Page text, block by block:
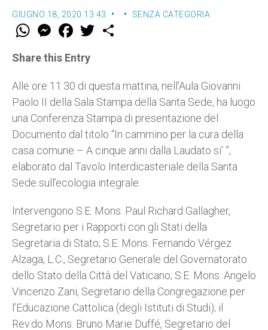
GIUGNO 18, 2020 13:43 SENZA CATEGORIA
W
t
s
p
p
M
e
s
e
g
e
r
F
a
e
b
o
k
w
r
Share this Entry
Alle ore 11.30 di questa mattina, nell’Aula Giovanni
Paolo II della Sala Stampa della Santa Sede, ha luogo
una Conferenza Stampa di presentazione del
Documento dal titolo “In cammino per la cura della
casa comune – A cinque anni dalla Laudato si’ ”,
elaborato dal Tavolo Interdicasteriale della Santa
Sede sull’ecologia integrale.
Intervengono S.E. Mons. Paul Richard Gallagher,
Segretario per i Rapporti con gli Stati della
Segretaria di Stato; S.E. Mons. Fernando Vérgez
Alzaga, L.C., Segretario Generale del Governatorato
dello Stato della Città del Vaticano; S.E. Mons. Angelo
Vincenzo Zani, Segretario della Congregazione per
l’Educazione Cattolica (degli Istituti di Studi); il
Rev.do Mons. Bruno Marie Duffé, Segretario del